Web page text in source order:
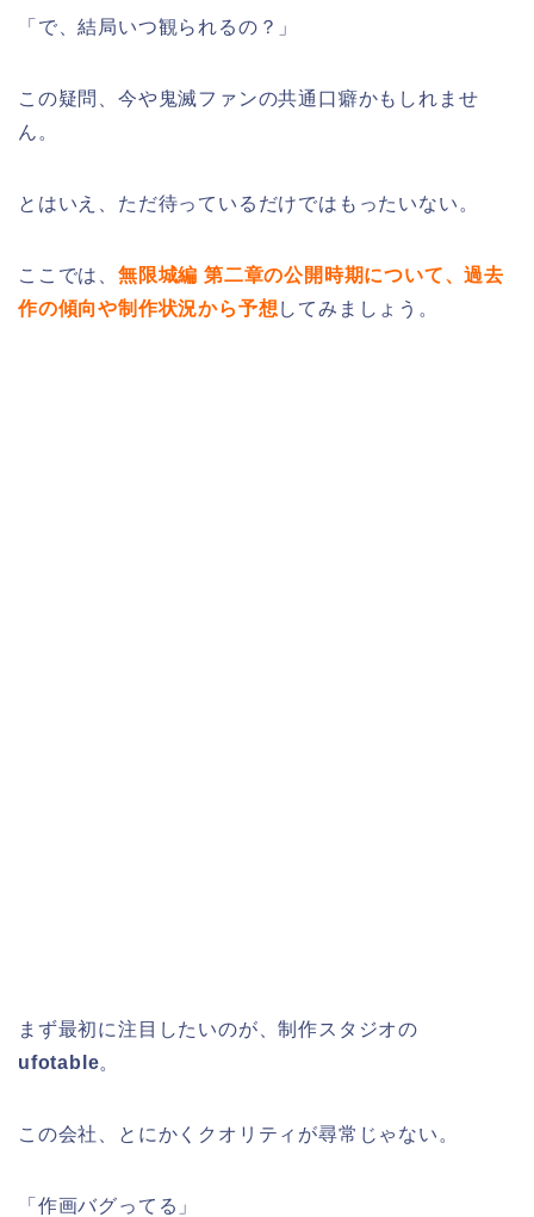
「で、結局いつ観られるの？」
この疑問、今や鬼滅ファンの共通口癖かもしれませ
ん。
とはいえ、ただ待っているだけではもったいない。
ここでは、 無限城編 第二章の公開時期について、過去
作の傾向や制作状況から予想 してみましょう。
まず最初に注目したいのが、制作スタジオの
ufotable。
この会社、とにかくクオリティが尋常じゃない。
「作画バグってる」